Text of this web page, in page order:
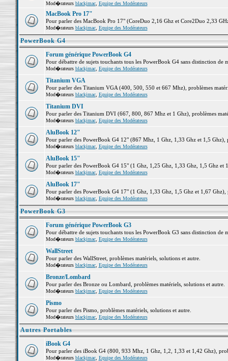
Mod�rateurs blackjmac, Equipe des Modérateurs
MacBook Pro 17"
Pour parler des MacBook Pro 17" (CoreDuo 2,16 Ghz et Core2Duo 2,33
Mod�rateurs blackjmac, Equipe des Modérateurs
PowerBook G4
Forum générique PowerBook G4
Pour débattre de sujets touchants tous les PowerBook G4 sans distinction de
Mod�rateurs blackjmac, Equipe des Modérateurs
Titanium VGA
Pour parler des Titanium VGA (400, 500, 550 et 667 Mhz), problèmes
Mod�rateurs blackjmac, Equipe des Modérateurs
Titanium DVI
Pour parler des Titanium DVI (667, 800, 867 Mhz et 1 Ghz), problèmes
Mod�rateurs blackjmac, Equipe des Modérateurs
AluBook 12"
Pour parler des PowerBook G4 12" (867 Mhz, 1 Ghz, 1,33 Ghz et 1,5 Ghz),
Mod�rateurs blackjmac, Equipe des Modérateurs
AluBook 15"
Pour parler des PowerBook G4 15" (1 Ghz, 1,25 Ghz, 1,33 Ghz, 1,5 Ghz et
Mod�rateurs blackjmac, Equipe des Modérateurs
AluBook 17"
Pour parler des PowerBook G4 17" (1 Ghz, 1,33 Ghz, 1,5 Ghz et 1,67 Ghz),
Mod�rateurs blackjmac, Equipe des Modérateurs
PowerBook G3
Forum générique PowerBook G3
Pour débattre de sujets touchants tous les PowerBook G3 sans distinction de
Mod�rateurs blackjmac, Equipe des Modérateurs
WallStreet
Pour parler des WallStreet, problèmes matériels, solutions et autre.
Mod�rateurs blackjmac, Equipe des Modérateurs
Bronze/Lombard
Pour parler des Bronze ou Lombard, problèmes matériels, solutions et autre.
Mod�rateurs blackjmac, Equipe des Modérateurs
Pismo
Pour parler des Pismo, problèmes matériels, solutions et autre.
Mod�rateurs blackjmac, Equipe des Modérateurs
Autres Portables
iBook G4
Pour parler des iBook G4 (800, 933 Mhz, 1 Ghz, 1,2, 1,33 et 1,42 Ghz),
Mod�rateurs blackjmac, Equipe des Modérateurs